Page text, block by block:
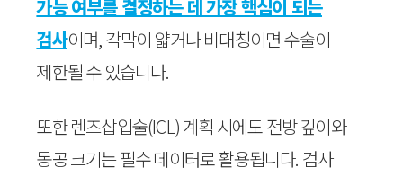
가능 여부를 결정하는 데 가장 핵심이 되는
검사이며, 각막이 얇거나 비대칭이면 수술이
제한될 수 있습니다.
또한 렌즈삽입술(ICL) 계획 시에도 전방 깊이와
동공 크기는 필수 데이터로 활용됩니다. 검사